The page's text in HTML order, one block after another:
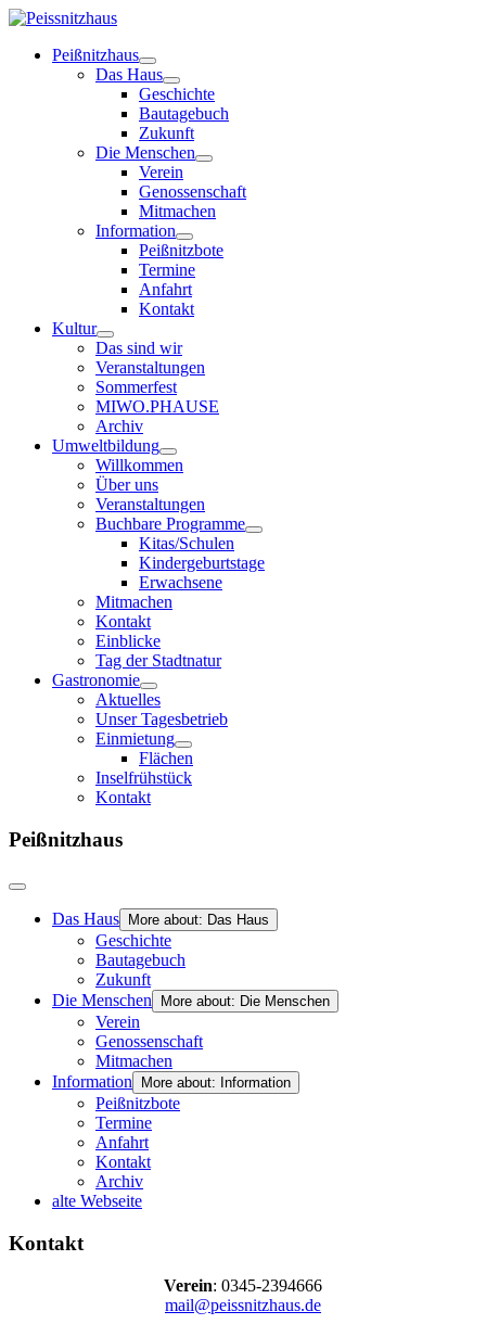
Peißnitzhaus
Das Haus
Geschichte
Bautagebuch
Zukunft
Die Menschen
Verein
Genossenschaft
Mitmachen
Information
Peißnitzbote
Termine
Anfahrt
Kontakt
Kultur
Das sind wir
Veranstaltungen
Sommerfest
MIWO.PHAUSE
Archiv
Umweltbildung
Willkommen
Über uns
Veranstaltungen
Buchbare Programme
Kitas/Schulen
Kindergeburtstage
Erwachsene
Mitmachen
Kontakt
Einblicke
Tag der Stadtnatur
Gastronomie
Aktuelles
Unser Tagesbetrieb
Einmietung
Flächen
Inselfrühstück
Kontakt
Peißnitzhaus
Das Haus More about: Das Haus
Geschichte
Bautagebuch
Zukunft
Die Menschen
More about: Die Menschen
Verein
Genossenschaft
Mitmachen
Information
More about: Information
Peißnitzbote
Termine
Anfahrt
Kontakt
Archiv
alte Webseite
Kontakt
Verein: 0345-2394666
mail@peissnitzhaus.de